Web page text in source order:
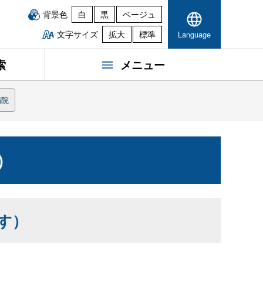
背景色 白 黒
ベージュ
文字サイズ
拡大 標準 Language
メニュー